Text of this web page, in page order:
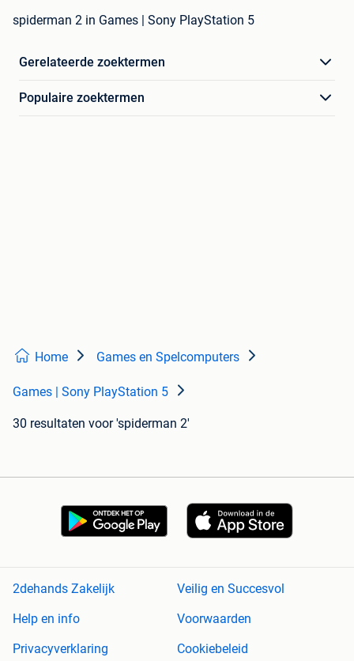
spiderman 2 in Games | Sony PlayStation 5
Gerelateerde zoektermen
Populaire zoektermen
Home Games en Spelcomputers
Games | Sony PlayStation 5
30 resultaten voor 'spiderman 2'
2dehands Zakelijk
Veilig en Succesvol
Help en info
Voorwaarden
Privacyverklaring
Cookiebeleid